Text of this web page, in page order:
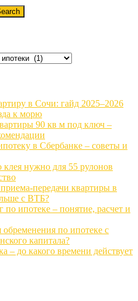
в Сочи: гайд 2025–2026
к морю
90 кв м под ключ –
в Сбербанке – советы и
клея нужно для 55 рулонов
передачи квартиры в
с ВТБ?
по ипотеке – понятие, расчет и
обременения по ипотеке с
капитала?
– до какого времени действует